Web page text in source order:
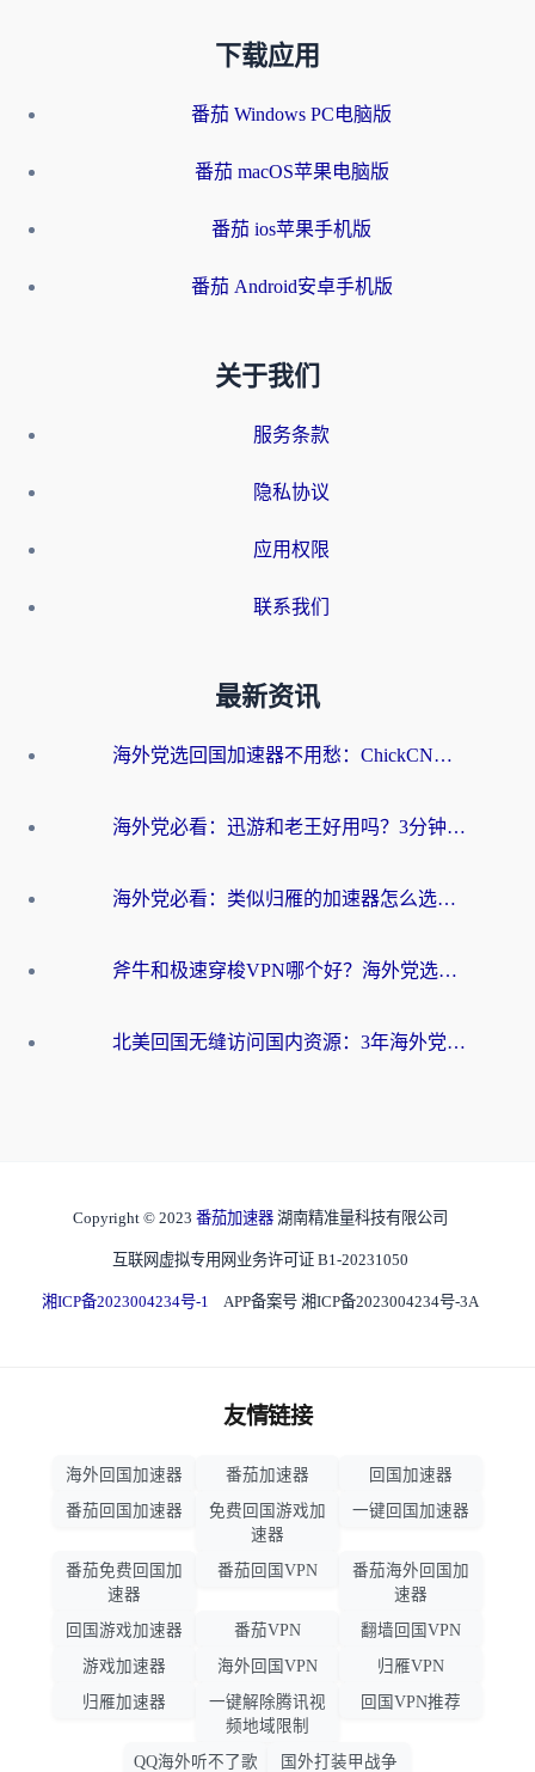
下载应用
番茄 Windows PC电脑版
番茄 macOS苹果电脑版
番茄 ios苹果手机版
番茄 Android安卓手机版
关于我们
服务条款
隐私协议
应用权限
联系我们
最新资讯
海外党选回国加速器不用愁：ChickCN和洞见哪个好？一篇搞定所有疑问
海外党必看：迅游和老王好用吗？3分钟选对加速国内网络的加速器
海外党必看：类似归雁的加速器怎么选？一篇搞定无缝访问国内资源
斧牛和极速穿梭VPN哪个好？海外党选回国加速器必看的真实对比与避坑指南
北美回国无缝访问国内资源：3年海外党亲测的加速器选择指南
Copyright © 2023 番茄加速器 湖南精准量科技有限公司
互联网虚拟专用网业务许可证 B1-20231050
湘ICP备2023004234号-1 APP备案号 湘ICP备2023004234号-3A
友情链接
海外回国加速器 番茄加速器
回国加速器
番茄回国加速器
免费回国游戏加
速器
一键回国加速器
番茄免费回国加
速器
番茄回国VPN
番茄海外回国加
速器
回国游戏加速器
番茄VPN
翻墙回国VPN
游戏加速器
海外回国VPN
归雁VPN
归雁加速器
一键解除腾讯视
频地域限制
回国VPN推荐
QQ海外听不了歌 国外打装甲战争